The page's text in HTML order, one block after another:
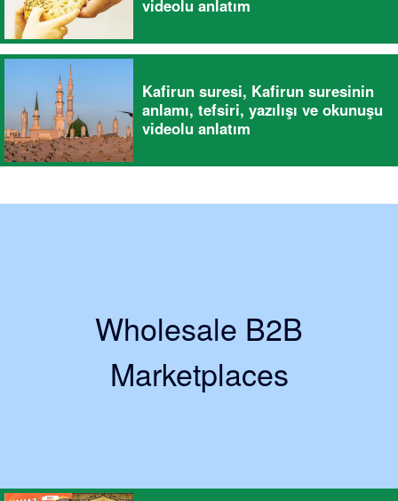
videolu anlatım
Kafirun suresi, Kafirun suresinin
anlamı, tefsiri, yazılışı ve okunuşu
videolu anlatım
Wholesale B2B
Marketplaces